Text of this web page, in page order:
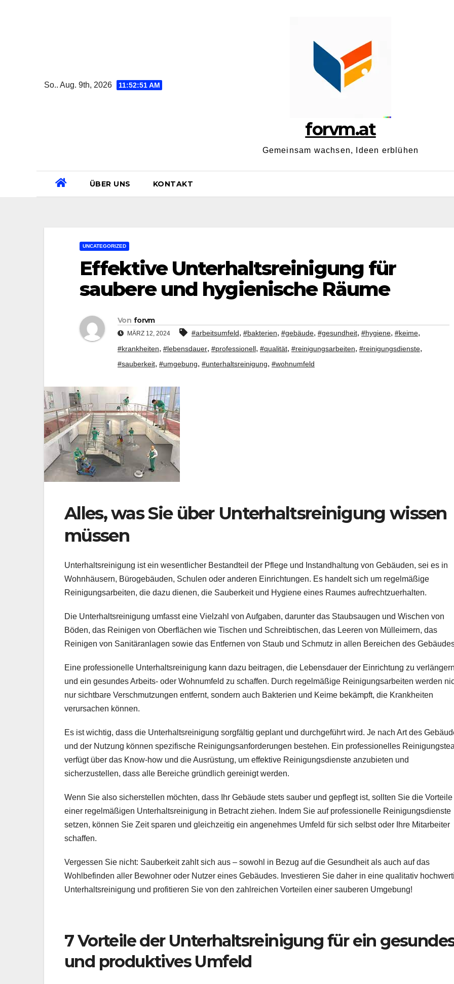
So.. Aug. 9th, 2026 11:52:52 AM
forvm.at
Gemeinsam wachsen, Ideen erblühen
ÜBER UNS KONTAKT
UNCATEGORIZED
Effektive Unterhaltsreinigung für
saubere und hygienische Räume
Von forvm
MÄRZ 12, 2024 #arbeitsumfeld, #bakterien, #gebäude, #gesundheit, #hygiene, #keime,
#krankheiten, #lebensdauer, #professionell, #qualität, #reinigungsarbeiten, #reinigungsdienste,
#sauberkeit, #umgebung, #unterhaltsreinigung, #wohnumfeld
Alles, was Sie über Unterhaltsreinigung wissen
müssen
Unterhaltsreinigung ist ein wesentlicher Bestandteil der Pflege und Instandhaltung von Gebäuden, sei es in
Wohnhäusern, Bürogebäuden, Schulen oder anderen Einrichtungen. Es handelt sich um regelmäßige
Reinigungsarbeiten, die dazu dienen, die Sauberkeit und Hygiene eines Raumes aufrechtzuerhalten.
Die Unterhaltsreinigung umfasst eine Vielzahl von Aufgaben, darunter das Staubsaugen und Wischen von
Böden, das Reinigen von Oberflächen wie Tischen und Schreibtischen, das Leeren von Mülleimern, das
Reinigen von Sanitäranlagen sowie das Entfernen von Staub und Schmutz in allen Bereichen des
Eine professionelle Unterhaltsreinigung kann dazu beitragen, die Lebensdauer der Einrichtung zu
und ein gesundes Arbeits- oder Wohnumfeld zu schaffen. Durch regelmäßige Reinigungsarbeiten werden
nur sichtbare Verschmutzungen entfernt, sondern auch Bakterien und Keime bekämpft, die Krankheiten
verursachen können.
Es ist wichtig, dass die Unterhaltsreinigung sorgfältig geplant und durchgeführt wird. Je nach Art des
und der Nutzung können spezifische Reinigungsanforderungen bestehen. Ein professionelles
verfügt über das Know-how und die Ausrüstung, um effektive Reinigungsdienste anzubieten und
sicherzustellen, dass alle Bereiche gründlich gereinigt werden.
Wenn Sie also sicherstellen möchten, dass Ihr Gebäude stets sauber und gepflegt ist, sollten Sie die Vorteile
einer regelmäßigen Unterhaltsreinigung in Betracht ziehen. Indem Sie auf professionelle Reinigungsdienste
setzen, können Sie Zeit sparen und gleichzeitig ein angenehmes Umfeld für sich selbst oder Ihre Mitarbeiter
schaffen.
Vergessen Sie nicht: Sauberkeit zahlt sich aus – sowohl in Bezug auf die Gesundheit als auch auf das
Wohlbefinden aller Bewohner oder Nutzer eines Gebäudes. Investieren Sie daher in eine qualitativ
Unterhaltsreinigung und profitieren Sie von den zahlreichen Vorteilen einer sauberen Umgebung!
7 Vorteile der Unterhaltsreinigung für ein
und produktives Umfeld